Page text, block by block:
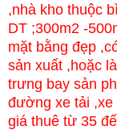
,nhà kho thuộc
DT ;300m2 -
mặt bằng đẹp
sản xuất ,hoặc
trưng bay sản
đường xe tải ,xe
giá thuê từ 35